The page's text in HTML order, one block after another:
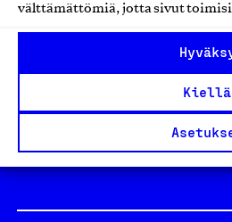
välttämättömiä, jotta sivut
Kiellä
Design From Finland
Yhteiskunnallinen Yritys -